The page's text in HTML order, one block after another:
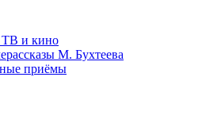
ТВ и кино
М. Бухтеева
приёмы